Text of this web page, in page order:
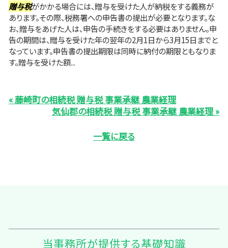
贈与税がかかる場合には、贈与を受けた人が納税をする義務が
あります。その際、税務署への申告書の提出が必要となります。な
お、贈与をあげた人は、申告の手続きをする必要はありません。申
告の期間は、贈与を受けた年の翌年の2月1日から3月15日までと
なっています。申告書の提出期限は同時に納付の期限ともなりま
す。贈与を受けた額...
« 藤崎町の相続税 贈与税 事業承継 農業経理
気仙郡の相続税 贈与税 事業承継 農業経理 »
一覧に戻る
当事務所が提供する基礎知識